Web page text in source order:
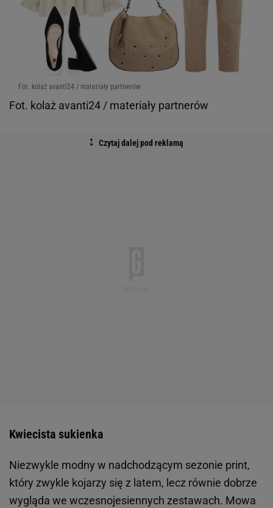
Fot. kolaż avanti24 / materiały partnerów
Fot. kolaż avanti24 / materiały partnerów
Kwiecista sukienka
Niezwykle modny w nadchodzącym sezonie print,
który zwykle kojarzy się z latem, lecz równie dobrze
wygląda we wczesnojesiennych zestawach. Mowa